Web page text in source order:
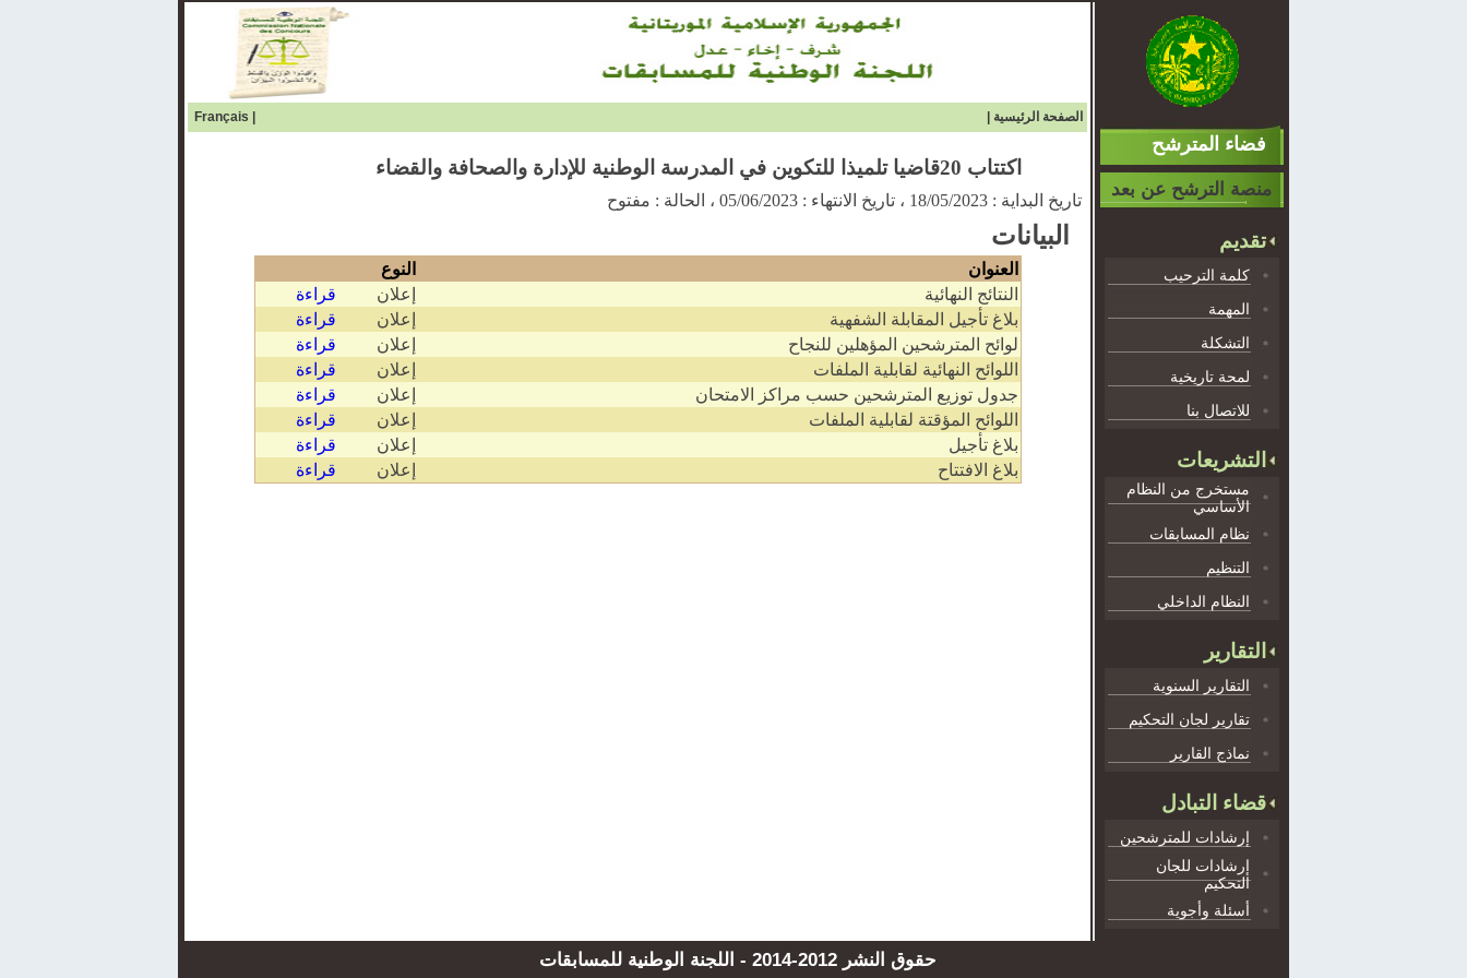
Français الصفحة الرئيسية
اكتتاب 20قاضيا تلميذا للتكوين في المدرسة الوطنية للإدارة والصحافة والقضاء
تاريخ البداية : 18/05/2023 ، تاريخ الانتهاء : 05/06/2023 ، الحالة : مفتوح
البيانات
النوع
العنوان
قراءة
إعلان
النتائج النهائية
قراءة
إعلان
بلاغ تأجيل المقابلة الشفهية
قراءة
إعلان
لوائح المترشحين المؤهلين للنجاح
قراءة
إعلان
اللوائح النهائية لقابلية الملفات
قراءة
إعلان
جدول توزيع المترشحين حسب مراكز الامتحان
قراءة
إعلان
اللوائح المؤقتة لقابلية الملفات
قراءة
إعلان
بلاغ تأجيل
قراءة
إعلان بلاغ الافتتاح
منصة الترشح عن بعد
تقديم
كلمة الترحيب
المهمة
التشكلة
لمحة تاريخية
للاتصال بنا
التشريعات
مستخرج من النظام
الأساسي
نظام المسابقات
التنظيم
النظام الداخلي
التقارير
التقارير السنوية
تقارير لجان التحكيم
نماذج القارير
قضاء التبادل
إرشادات للمترشحين
إرشادات للجان
التحكيم
أسئلة وأجوية
حقوق النشر 2012-2014 - اللجنة الوطنية للمسابقات